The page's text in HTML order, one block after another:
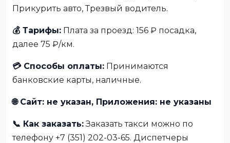
Прикурить авто, Трезвый водитель.
💰 Тарифы: Плата за проезд: 156 ₽ посадка,
далее 75 ₽/км.
💳 Способы оплаты: Принимаются
банковские карты, наличные.
🌐 Сайт: не указан, Приложения: не указаны
📞 Как заказать:Заказать такси можно по
телефону +7 (351) 202-03-65. Диспетчеры